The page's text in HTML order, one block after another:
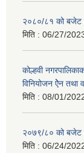
२०८०/८१ को बजेट
मिति : 06/27/
कोल्हवी
विनियोजन ऐेन तथा
मिति : 08/01/
२०७९/८० को बजेट
मिति : 06/24/